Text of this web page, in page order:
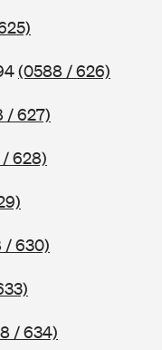
(0588 / 626)
/ 627)
628)
/ 630)
/ 634)